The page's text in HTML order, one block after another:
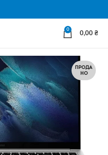
0
0,00 ₴
ПРОДА
НО